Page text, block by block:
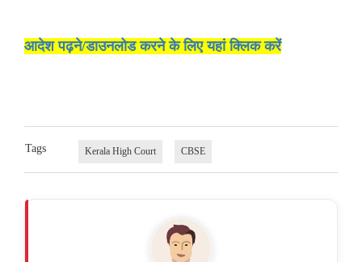
आदेश पढ़ने/डाउनलोड करने के लिए यहां क्लिक करें
Tags Kerala High Court CBSE